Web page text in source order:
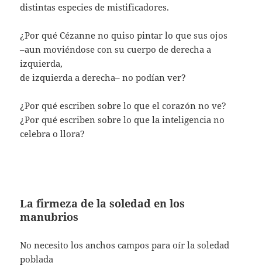
distintas especies de mistificadores.
¿Por qué Cézanne no quiso pintar lo que sus ojos
–aun moviéndose con su cuerpo de derecha a
izquierda,
de izquierda a derecha– no podían ver?
¿Por qué escriben sobre lo que el corazón no ve?
¿Por qué escriben sobre lo que la inteligencia no
celebra o llora?
La firmeza de la soledad en los
manubrios
No necesito los anchos campos para oír la soledad
poblada